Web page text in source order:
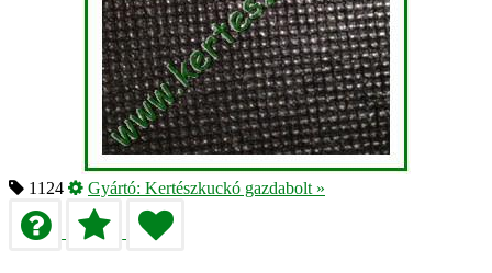
1124 Gyártó: Kertészkuckó gazdabolt »